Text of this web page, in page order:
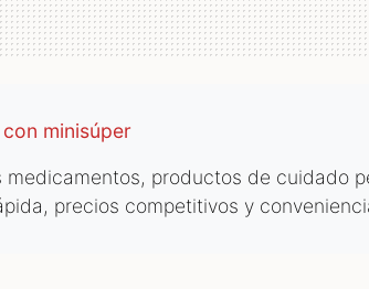
minisúper
medicamentos, productos de cuidado
precios competitivos y